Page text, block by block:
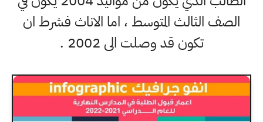
الصف الثالث المتوسط ، اما الاناث فشرط ان
تكون قد وصلت الى 2002 .